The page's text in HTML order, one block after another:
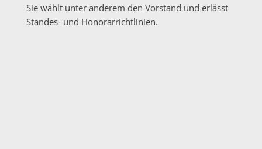
Sie wählt unter anderem den Vorstand und erlässt
Standes- und Honorarrichtlinien.